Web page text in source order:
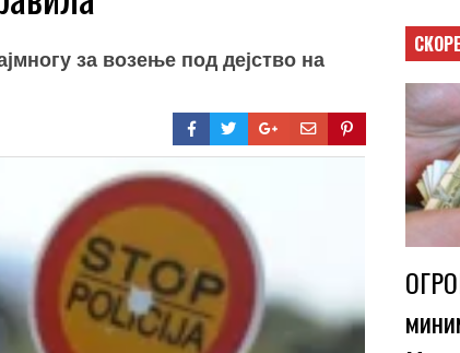
за возење под дејство на